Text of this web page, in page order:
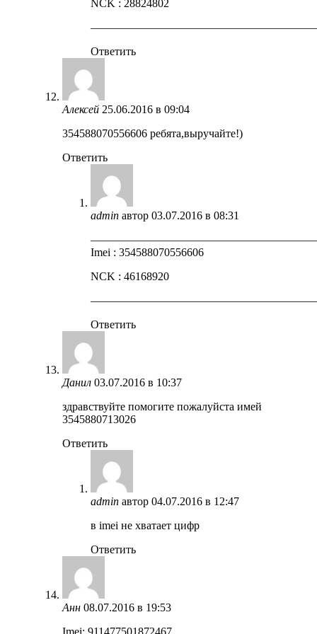
NCK : 28824802
Ответить
Алексей 25.06.2016 в 09:04
354588070556606 ребята,выручайте!)
Ответить
admin автор 03.07.2016 в 08:31
Imei : 354588070556606
NCK : 46168920
Ответить
Данил 03.07.2016 в 10:37
здравствуйте помогите пожалуйста имей
3545880713026
Ответить
admin автор 04.07.2016 в 12:47
в imei не хватает цифр
Ответить
Анн 08.07.2016 в 19:53
Imei: 911477501872467